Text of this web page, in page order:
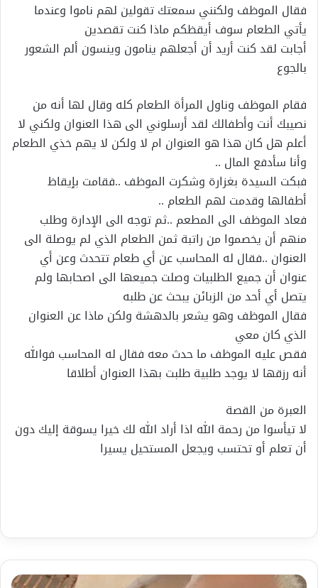
فقال الموظف ولكنني سمعتك تقولين لهم ناموا وعندما
يأتي الطعام سوف أيقظكم ماذا كنت تقصدين
أجابت لقد كنت أريد أن أجعلهم ينامون وينسون ألم الشعور
بالجوع
فقام الموظف وناول المرأة الطعام كله وقال لها أنه من
نصيبك أنت وأطفالك لقد أرسلوني الى هذا العنوان ولكني لا
أعلم هل كان هذا هو العنوان ام لا ولكن لا يهم خذي الطعام
وأنا سأدفع المال ..
فبكت السيدة بغزارة وشكرت الموظف ..فقامت بٳيقاظ
أطفالها وقدمت لهم الطعام ..
فعاد الموظف الى المطعم ..ثم توجه الى الٳدارة وطلب
منهم أن يخصموا من راتبة ثمن الطعام الذي لم يوصلة الى
العنوان ..فقال له المحاسب عن أي طعام تتحدث وعن أي
عنوان أن جميع الطلبيات وصلت جميعها الى اصحابها ولم
يتصل أي أحد من الزبائن يبحث عن طلبه
فقال الموظف وهو يشعر بالدهشة ولكن ماذا عن العنوان
الذي كان معي
فقص عليه الموظف ما حدث معه فقال له المحاسب فوالله
أنه رزقها لا يوجد طلبية طلبت بهذا العنوان أطلاقا
العبرة من القصة
لا تيأسوا من رحمة الله اذا أراد الله لك خيرا يسوقة إليك دون
أن تعلم أو تحتسب ويجعل المستحيل يسيرا
الى